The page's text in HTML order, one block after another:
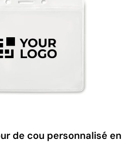
de cou personnalisé en